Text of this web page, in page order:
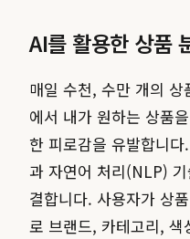
AI를 활용한 상품
매일 수천, 수만 개의
에서 내가 원하는 상품
한 피로감을 유발합니
과 자연어 처리(NLP)
결합니다. 사용자가 상
로 브랜드, 카테고리,